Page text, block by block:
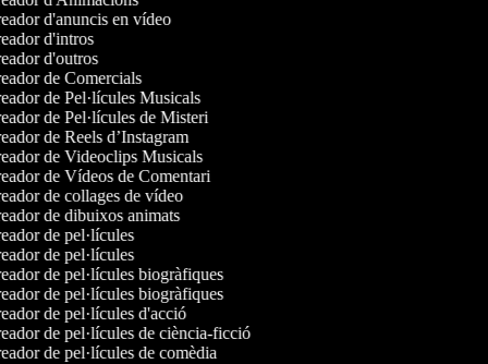
d'anuncis en vídeo
d'intros
d'outros
de Comercials
de Pel·lícules Musicals
de Pel·lícules de Misteri
de Reels d’Instagram
de Videoclips Musicals
de Vídeos de Comentari
de collages de vídeo
de dibuixos animats
de pel·lícules
de pel·lícules
de pel·lícules biogràfiques
de pel·lícules biogràfiques
de pel·lícules d'acció
de pel·lícules de ciència-ficció
de pel·lícules de comèdia